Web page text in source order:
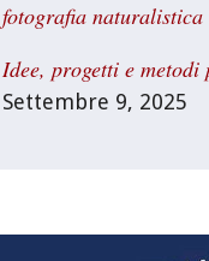
fotografia naturalistica
Idee, progetti e metodi
Settembre 9, 2025